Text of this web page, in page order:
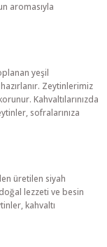
aromasıyla
yeşil
Zeytinlerimiz
Kahvaltılarınızda
sofralarınıza
üretilen siyah
lezzeti ve besin
kahvaltı